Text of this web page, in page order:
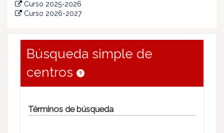
Curso 2025-2026
Curso 2026-2027
Búsqueda simple de
centros
Términos de búsqueda